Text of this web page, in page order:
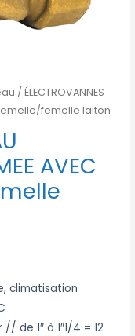
/ ÉLECTROVANNES
P Femelle/femelle laiton
AVEC
climatisation
de 1″ à 1″1/4 = 12